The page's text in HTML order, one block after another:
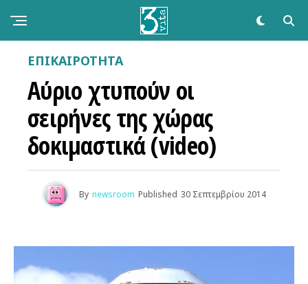
ΕΠΙΚΑΙΡΌΤΗΤΑ
Αύριο χτυπούν οι
σειρήνες της χώρας
δοκιμαστικά (video)
By newsroom Published 30 Σεπτεμβρίου 2014